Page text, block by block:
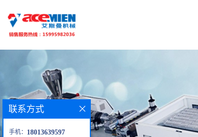
联系方式
手机： 18013639597